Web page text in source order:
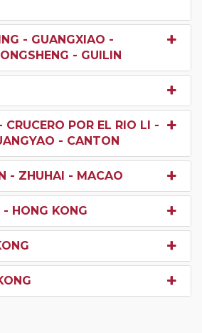
- GUANGXIAO -
- GUILIN
CRUCERO POR EL RIO LI -
- CANTON
- ZHUHAI - MACAO
HONG KONG